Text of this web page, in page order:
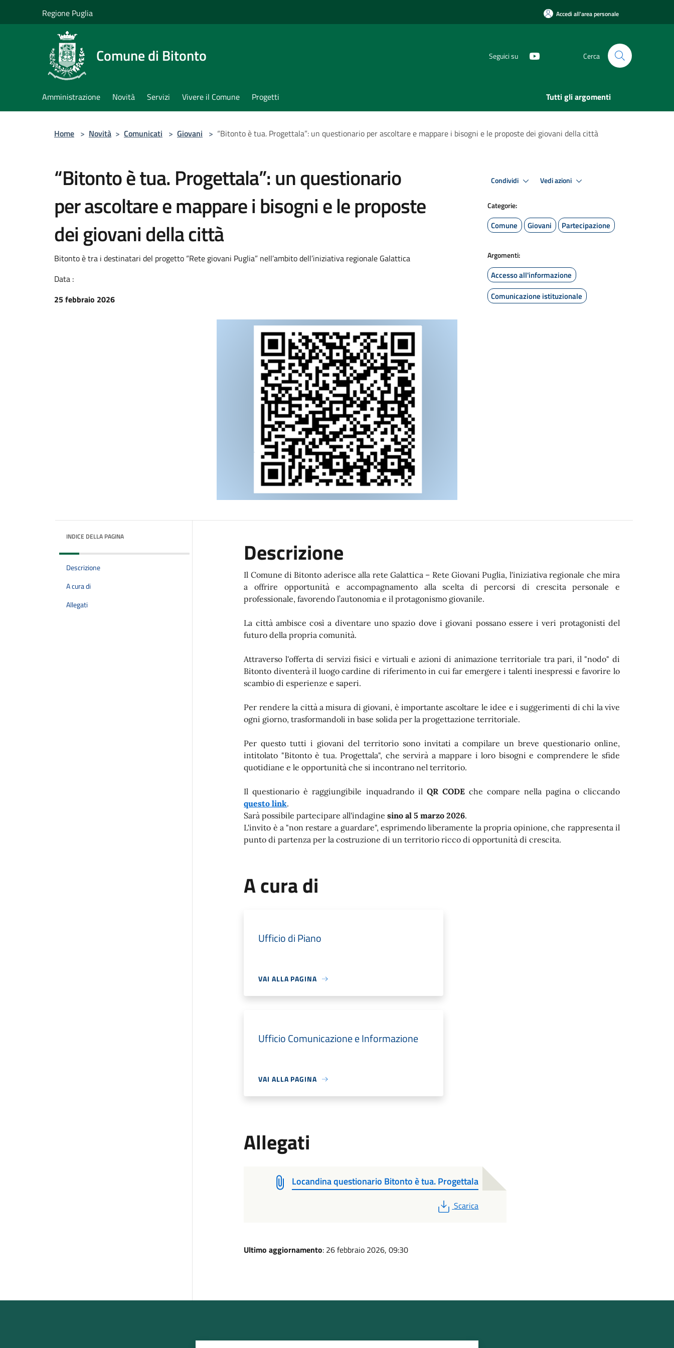
Regione Puglia Accedi all'area personale
Comune di Bitonto Seguici su Cerca
Amministrazione Novità Servizi Vivere il Comune Progetti Tutti gli argomenti
Home > Novità > Comunicati > Giovani > “Bitonto è tua. Progettala”: un questionario per ascoltare e mappare i bisogni e le proposte dei giovani della città
“Bitonto è tua. Progettala”: un questionario
per ascoltare e mappare i bisogni e le proposte
dei giovani della città
Bitonto è tra i destinatari del progetto “Rete giovani Puglia” nell’ambito dell’iniziativa regionale Galattica
Data :
25 febbraio 2026
Condividi Vedi azioni
Categorie:
Comune Giovani Partecipazione
Argomenti:
Accesso all'informazione
Comunicazione istituzionale
INDICE DELLA PAGINA
Descrizione
A cura di
Allegati
Descrizione
Il Comune di Bitonto aderisce alla rete Galattica – Rete Giovani Puglia, l'iniziativa regionale che mira
a offrire opportunità e accompagnamento alla scelta di percorsi di crescita personale e
professionale, favorendo l’autonomia e il protagonismo giovanile.
La città ambisce così a diventare uno spazio dove i giovani possano essere i veri protagonisti del
futuro della propria comunità.
Attraverso l'offerta di servizi fisici e virtuali e azioni di animazione territoriale tra pari, il "nodo" di
Bitonto diventerà il luogo cardine di riferimento in cui far emergere i talenti inespressi e favorire lo
scambio di esperienze e saperi.
Per rendere la città a misura di giovani, è importante ascoltare le idee e i suggerimenti di chi la vive
ogni giorno, trasformandoli in base solida per la progettazione territoriale.
Per questo tutti i giovani del territorio sono invitati a compilare un breve questionario online,
intitolato "Bitonto è tua. Progettala", che servirà a mappare i loro bisogni e comprendere le sfide
quotidiane e le opportunità che si incontrano nel territorio.
Il questionario è raggiungibile inquadrando il QR CODEche compare nella pagina o cliccando
questo link.
Sarà possibile partecipare all'indaginesino al 5 marzo 2026.
L'invito è a "non restare a guardare", esprimendo liberamente la propria opinione, che rappresenta il
punto di partenza per la costruzione di un territorio ricco di opportunità di crescita.
A cura di
Ufficio di Piano
VAI ALLA PAGINA
Ufficio Comunicazione e Informazione
VAI ALLA PAGINA
Allegati
Locandina questionario Bitonto è tua. Progettala
PDF
Scarica
Ultimo aggiornamento: 26 febbraio 2026, 09:30